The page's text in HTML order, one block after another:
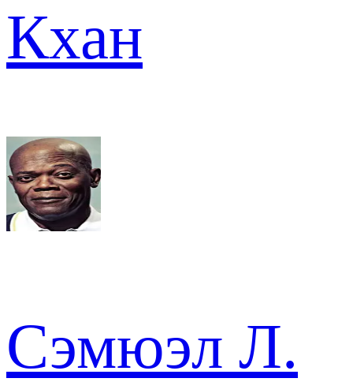
Кхан
Сэмюэл Л.